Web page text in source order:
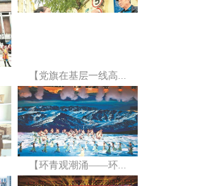
【党旗在基层一线高...
【环青观潮涌——环...